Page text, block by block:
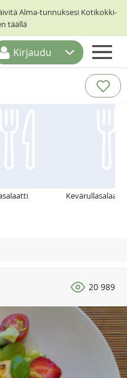
Alma-tunnuksesi Kotikokki-
täällä
Kirjaudu
Kevärullasalaatti
20 989